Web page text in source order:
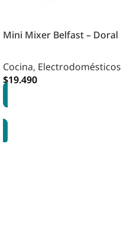
Mini Mixer Belfast – Doral
Cocina, Electrodomésticos
$19.490